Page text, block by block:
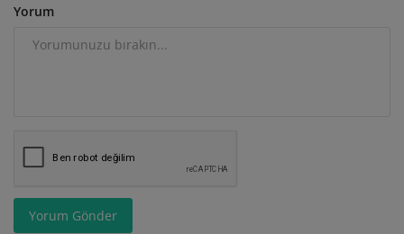
Yorum
Yorum Gönder